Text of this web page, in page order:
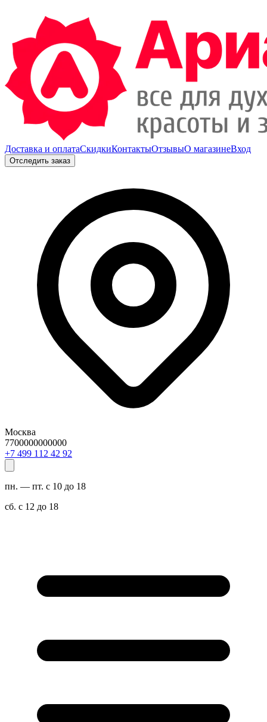
Доставка и оплатаСкидкиКонтактыОтзывыО магазинеВход
Отследить заказ
Москва
7700000000000
29 24 211 994 7+
пн. — пт. с 10 до 18
сб. с 12 до 18